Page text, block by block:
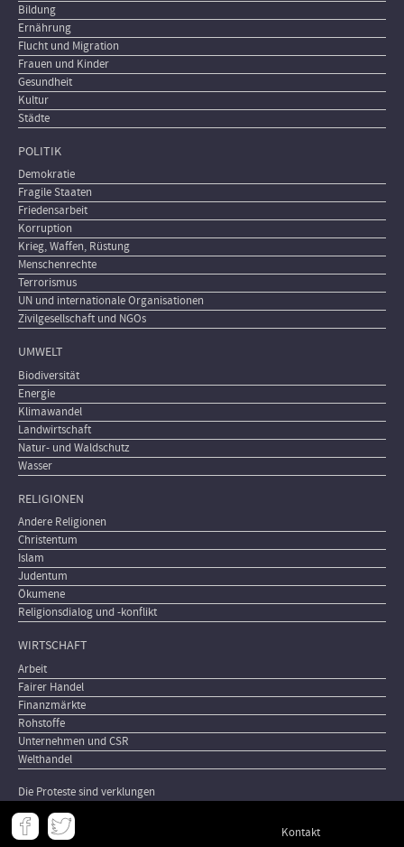
Bildung
Ernährung
Flucht und Migration
Frauen und Kinder
Gesundheit
Kultur
Städte
POLITIK
Demokratie
Fragile Staaten
Friedensarbeit
Korruption
Krieg, Waffen, Rüstung
Menschenrechte
Terrorismus
UN und internationale Organisationen
Zivilgesellschaft und NGOs
UMWELT
Biodiversität
Energie
Klimawandel
Landwirtschaft
Natur- und Waldschutz
Wasser
RELIGIONEN
Andere Religionen
Christentum
Islam
Judentum
Ökumene
Religionsdialog und -konflikt
WIRTSCHAFT
Arbeit
Fairer Handel
Finanzmärkte
Rohstoffe
Unternehmen und CSR
Welthandel
Die Proteste sind verklungen
Meta
- Kontakt